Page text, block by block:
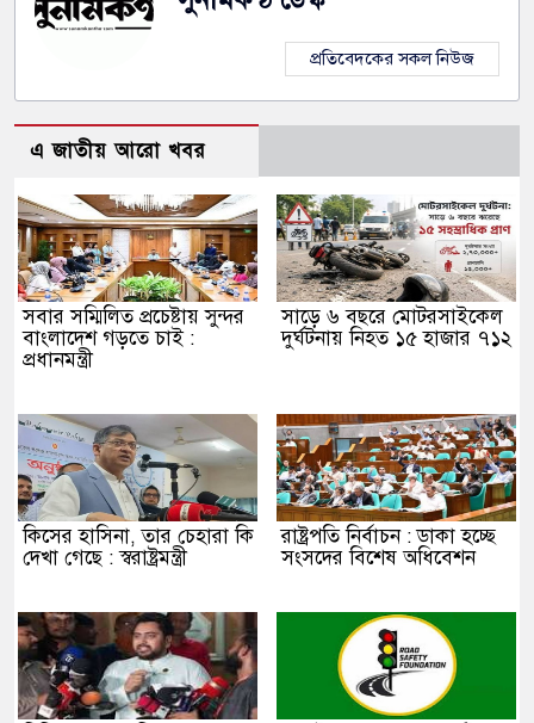
প্রতিবেদকের সকল নিউজ
এ জাতীয় আরো খবর
সবার সম্মিলিত প্রচেষ্টায় সুন্দর
বাংলাদেশ গড়তে চাই :
প্রধানমন্ত্রী
সাড়ে ৬ বছরে মোটরসাইকেল
দুর্ঘটনায় নিহত ১৫ হাজার ৭১২
কিসের হাসিনা, তার চেহারা কি
দেখা গেছে : স্বরাষ্ট্রমন্ত্রী
রাষ্ট্রপতি নির্বাচন : ডাকা হচ্ছে
সংসদের বিশেষ অধিবেশন